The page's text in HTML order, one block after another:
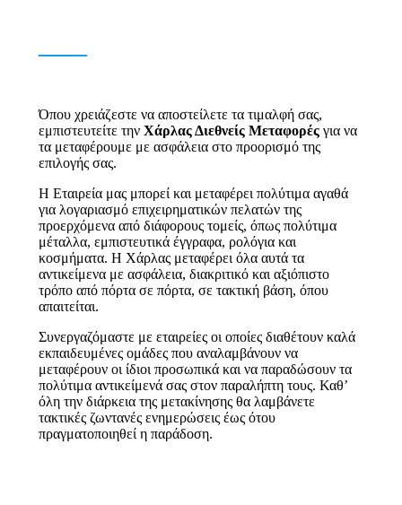
Όπου χρειάζεστε να αποστείλετε τα τιμαλφή σας,
εμπιστευτείτε την Χάρλας Διεθνείς Μεταφορέςγια να
τα μεταφέρουμε με ασφάλεια στο προορισμό της
επιλογής σας.
Η Εταιρεία μας μπορεί και μεταφέρει πολύτιμα αγαθά
για λογαριασμό επιχειρηματικών πελατών της
προερχόμενα από διάφορους τομείς, όπως πολύτιμα
μέταλλα, εμπιστευτικά έγγραφα, ρολόγια και
κοσμήματα. Η Χάρλας μεταφέρει όλα αυτά τα
αντικείμενα με ασφάλεια, διακριτικό και αξιόπιστο
τρόπο από πόρτα σε πόρτα, σε τακτική βάση, όπου
απαιτείται.
Συνεργαζόμαστε με εταιρείες οι οποίες διαθέτουν καλά
εκπαιδευμένες ομάδες που αναλαμβάνουν να
μεταφέρουν οι ίδιοι προσωπικά και να παραδώσουν τα
πολύτιμα αντικείμενά σας στον παραλήπτη τους. Καθ’
όλη την διάρκεια της μετακίνησης θα λαμβάνετε
τακτικές ζωντανές ενημερώσεις έως ότου
πραγματοποιηθεί η παράδοση.